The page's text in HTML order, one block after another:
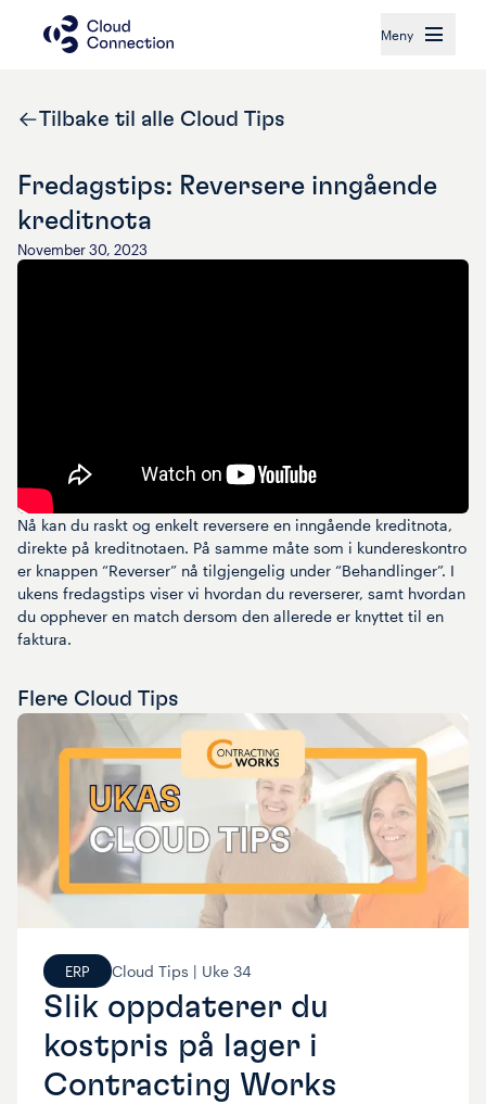
Meny
Tilbake til alle Cloud Tips
Fredagstips: Reversere inngående
kreditnota
November 30, 2023
Nå kan du raskt og enkelt reversere en inngående kreditnota,
direkte på kreditnotaen. På samme måte som i kundereskontro
er knappen “Reverser” nå tilgjengelig under “Behandlinger”. I
ukens fredagstips viser vi hvordan du reverserer, samt hvordan
du opphever en match dersom den allerede er knyttet til en
faktura.
Flere Cloud Tips
ERP Cloud Tips | Uke 34
Slik oppdaterer du
kostpris på lager i
Contracting Works